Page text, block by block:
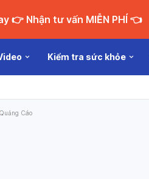
Chat với Bác sĩ ngay 👉 Nhận tư vấn MIỄN PHÍ 👈
Kiểm tra sức khỏe
Cáo